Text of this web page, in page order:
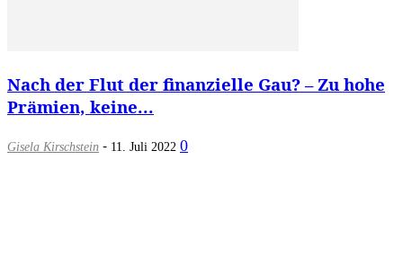
Nach der Flut der finanzielle Gau? – Zu hohe
Prämien, keine...
Gisela Kirschstein - 11. Juli 2022 0